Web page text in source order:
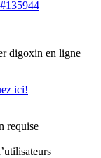
#135944
digoxin en ligne
ici!
requise